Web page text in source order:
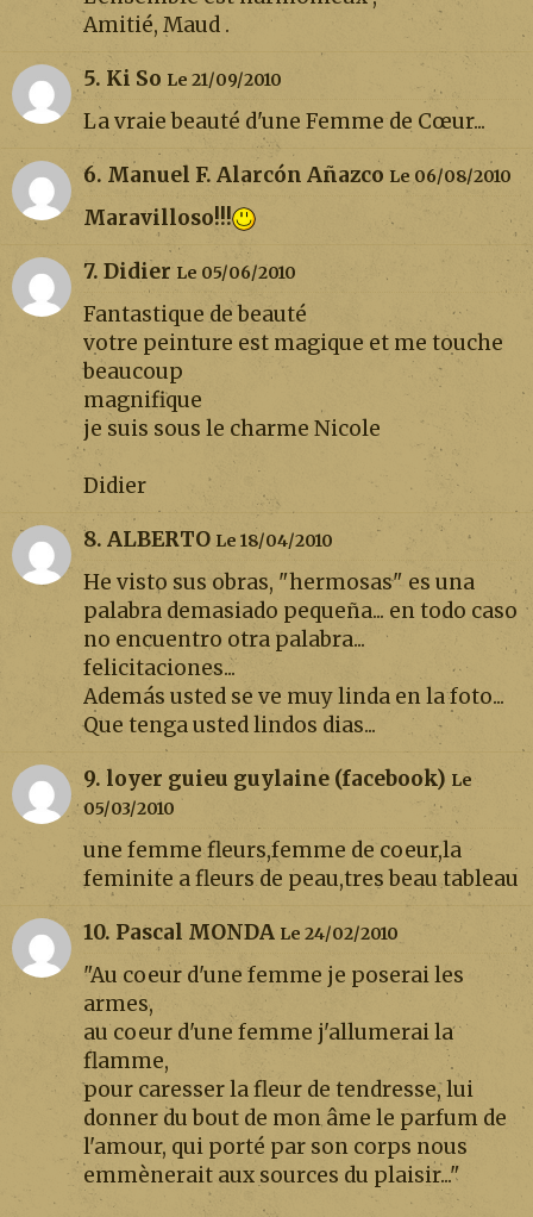
Amitié, Maud .
5. Ki So Le 21/09/2010
La vraie beauté d'une Femme de Cœur...
6. Manuel F. Alarcón Añazco Le 06/08/2010
Maravilloso!!!
7. Didier Le 05/06/2010
Fantastique de beauté
votre peinture est magique et me touche
beaucoup
magnifique
je suis sous le charme Nicole
Didier
8. ALBERTO Le 18/04/2010
He visto sus obras, "hermosas" es una
palabra demasiado pequeña... en todo caso
no encuentro otra palabra...
felicitaciones...
Además usted se ve muy linda en la foto...
Que tenga usted lindos dias...
9. loyer guieu guylaine (facebook) Le
05/03/2010
une femme fleurs,femme de coeur,la
feminite a fleurs de peau,tres beau tableau
10. Pascal MONDA Le 24/02/2010
"Au coeur d'une femme je poserai les
armes,
au coeur d'une femme j'allumerai la
flamme,
pour caresser la fleur de tendresse, lui
donner du bout de mon âme le parfum de
l'amour, qui porté par son corps nous
emmènerait aux sources du plaisir..."